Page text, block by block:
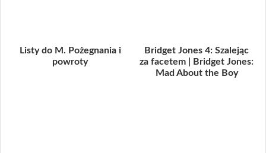
Listy do M. Pożegnania i
powroty
Bridget Jones 4: Szalejąc
za facetem | Bridget Jones:
Mad About the Boy